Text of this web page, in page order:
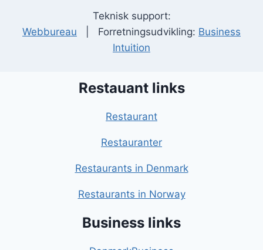
Teknisk support:
Webbureau | Forretningsudvikling: Business
Intuition
Restauant links
Restaurant
Restauranter
Restaurants in Denmark
Restaurants in Norway
Business links